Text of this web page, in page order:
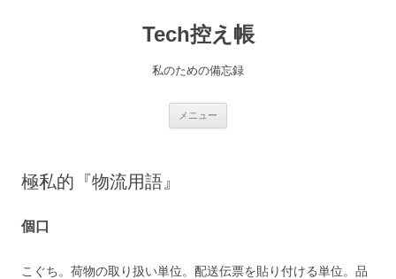
Tech控え帳
私のための備忘録
メニュー
極私的『物流用語』
個口
こぐち。荷物の取り扱い単位。配送伝票を貼り付ける単位。品